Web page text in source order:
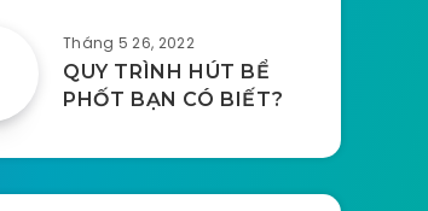
Tháng 5 26, 2022
QUY TRÌNH HÚT BỂ
PHỐT BẠN CÓ BIẾT?